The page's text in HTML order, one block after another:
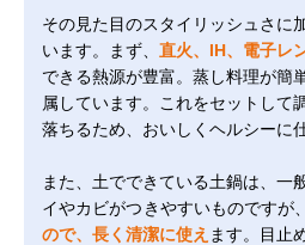
その見た目のスタイリッシュさに
います。まず、 直火、IH、電子レ
できる熱源が豊富。蒸し料理が簡
属しています。これをセットして
落ちるため、おいしくヘルシーに
また、土でできている土鍋は、一
イやカビがつきやすいものですが
ので、長く清潔に使え ます。目止